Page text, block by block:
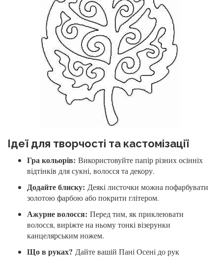
Ідеї для творчості та кастомізації
Гра кольорів: Використовуйте папір різних осінніх
відтінків для сукні, волосся та декору.
Додайте блиску: Деякі листочки можна пофарбувати
золотою фарбою або покрити глітером.
Ажурне волосся: Перед тим, як приклеювати
волосся, виріжте на ньому тонкі візерунки
канцелярським ножем.
Що в руках? Дайте вашій Пані Осені до рук